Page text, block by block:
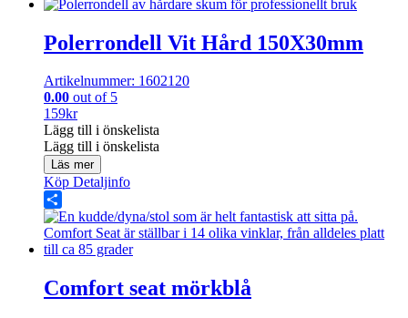
Share
Polerrondell Vit Hård 150X30mm
Artikelnummer: 1602120
0.00 out of 5
159kr
Lägg till i önskelista
Lägg till i önskelista
Läs mer
Köp Detaljinfo
Share
Comfort seat mörkblå